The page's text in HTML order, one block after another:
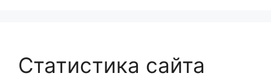
Статистика сайта